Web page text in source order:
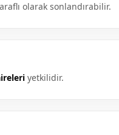
olarak sonlandırabilir.
yetkilidir.